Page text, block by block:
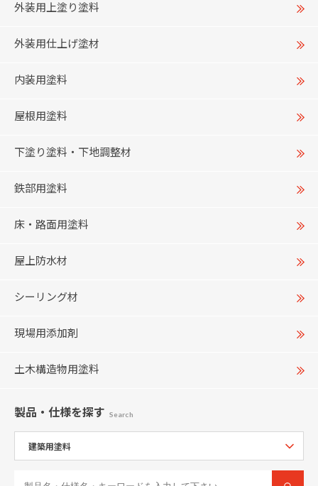
外装用上塗り塗料
外装用仕上げ塗材
内装用塗料
屋根用塗料
下塗り塗料・下地調整材
鉄部用塗料
床・路面用塗料
屋上防水材
シーリング材
現場用添加剤
土木構造物用塗料
製品・仕様を探す Search